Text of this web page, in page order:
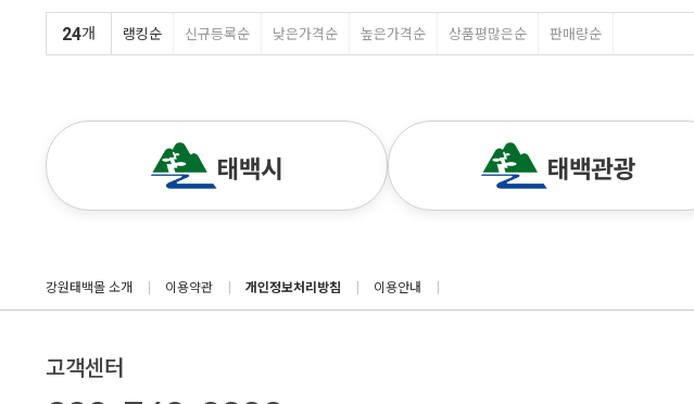
24개 랭킹순 신규등록순 낮은가격순 높은가격순 상품평많은순 판매량순
강원태백몰 소개 이용약관 개인정보처리방침 이용안내
고객센터